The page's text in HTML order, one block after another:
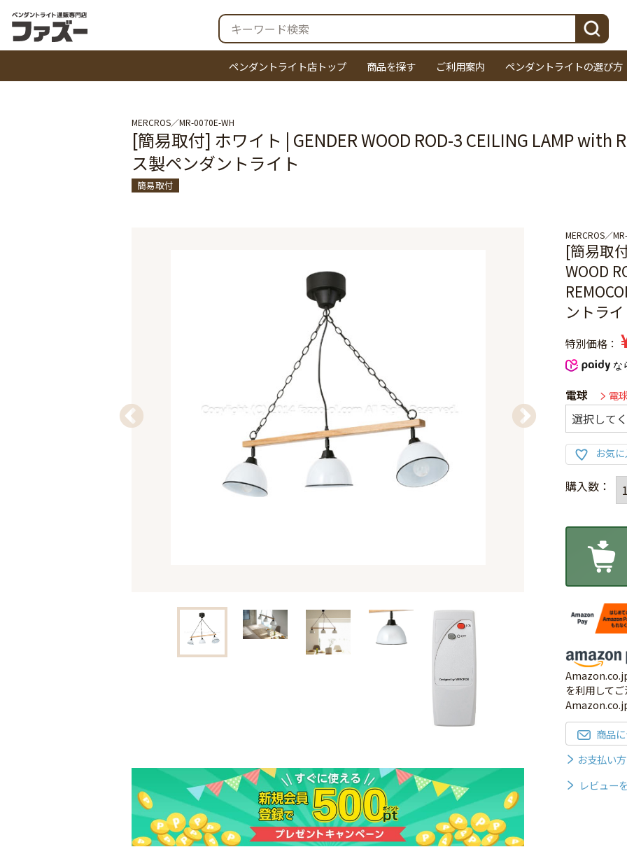
検索
ペンダントライト店トップ 商品を探す ご利用案内 ペンダントライトの選び方
MERCROS MR-0070E-WH
[簡易取付] ホワイト | GENDER WOOD ROD-3 CEILING LAMP with
ス製ペンダントライト
簡易取付
MERCROS
[簡易取
WOOD
ントラ
特別価格
な
電球 電
を利用して
商品
お支払い
レビュー